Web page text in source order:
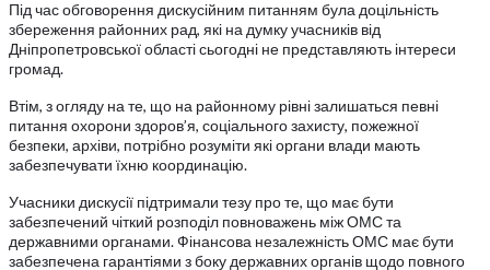
Під час обговорення дискусійним питанням була доцільність
збереження районних рад, які на думку учасників від
Дніпропетровської області сьогодні не представляють інтереси
громад.
Втім, з огляду на те, що на районному рівні залишаться певні
питання охорони здоров’я, соціального захисту, пожежної
безпеки, архіви, потрібно розуміти які органи влади мають
забезпечувати їхню координацію.
Учасники дискусії підтримали тезу про те, що має бути
забезпечений чіткий розподіл повноважень між ОМС та
державними органами. Фінансова незалежність ОМС має бути
забезпечена гарантіями з боку державних органів щодо повного